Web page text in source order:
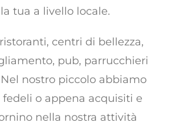
tua a livello locale.
centri di bellezza,
pub, parrucchieri
nostro piccolo abbiamo
o appena acquisiti e
nella nostra attività